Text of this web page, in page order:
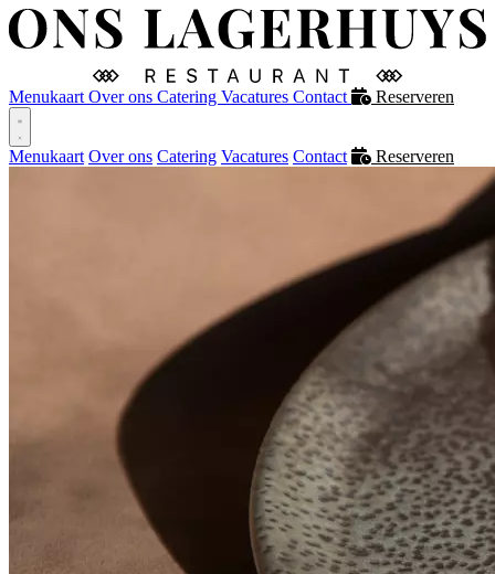
Menukaart Over ons Catering Vacatures Contact Reserveren
Menukaart Over ons Catering Vacatures Contact Reserveren